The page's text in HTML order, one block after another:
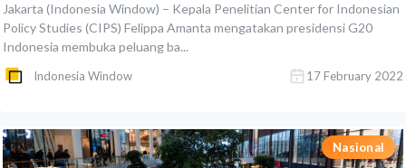
Jakarta (Indonesia Window) – Kepala Penelitian Center for Indonesian
Policy Studies (CIPS) Felippa Amanta mengatakan presidensi G20
Indonesia membuka peluang ba...
Indonesia Window 17 February 2022
Nasional